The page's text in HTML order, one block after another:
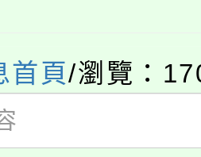
115學年度第
教師甄選結果(
融保險知識
學年度學生
首頁/瀏覽：